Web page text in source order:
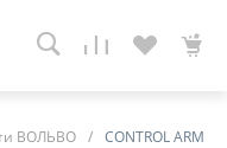
ВОЛЬВО / CONTROL ARM